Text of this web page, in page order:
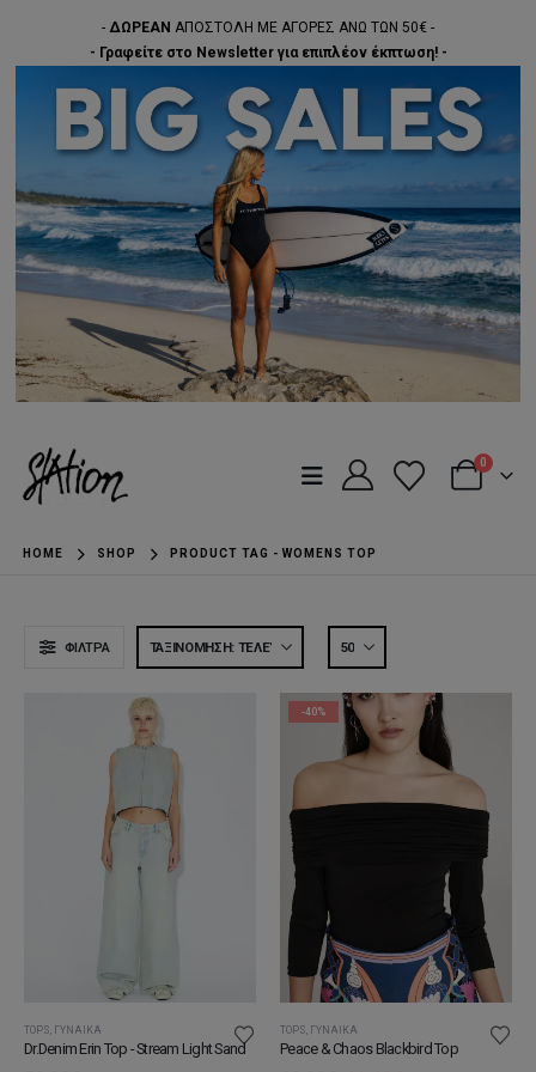
- ΔΩΡΕΑΝ ΑΠΟΣΤΟΛΗ ΜΕ ΑΓΟΡΕΣ ΑΝΩ ΤΩΝ 50€ -
- Γραφείτε στο Newsletter για επιπλέον έκπτωση! -
0
HOME SHOP PRODUCT TAG -WOMENS TOP
ΦΊΛΤΡΑ
TOPS ΓΥΝΑΊΚΑ
Dr.Denim Erin Top - Stream Light Sand
-40%
TOPS ΓΥΝΑΊΚΑ
Peace & Chaos Blackbird Top